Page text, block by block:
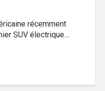
récemment
SUV électrique....